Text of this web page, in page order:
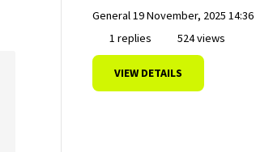
General19 November, 2025 14:36
1 replies
524 views
VIEW DETAILS